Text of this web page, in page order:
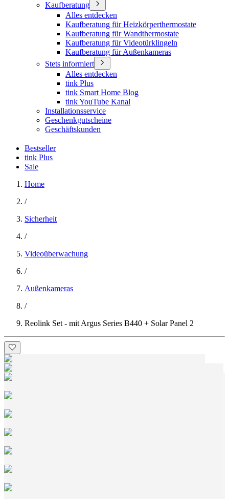
Kaufberatung
Alles entdecken
Kaufberatung für Heizkörperthermostate
Kaufberatung für Wandthermostate
Kaufberatung für Videotürklingeln
Kaufberatung für Außenkameras
Stets informiert
Alles entdecken
tink Plus
tink Smart Home Blog
tink YouTube Kanal
Installationsservice
Geschenkgutscheine
Geschäftskunden
Bestseller
tink Plus
Sale
Home
/
Sicherheit
/
Videoüberwachung
/
Außenkameras
/
Reolink Set - mit Argus Series B440 + Solar Panel 2